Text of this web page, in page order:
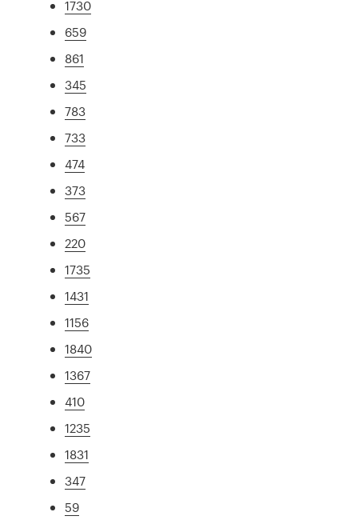
1730
659
861
345
783
733
474
373
567
220
1735
1431
1156
1840
1367
410
1235
1831
347
59